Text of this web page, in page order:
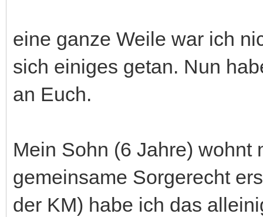
eine ganze Weile war ich
sich einiges getan. Nun
an Euch.
Mein Sohn (6 Jahre) wohnt
gemeinsame Sorgerecht
der KM) habe ich das